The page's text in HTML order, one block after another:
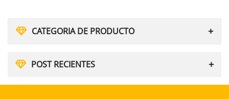
CATEGORIA DE PRODUCTO
POST RECIENTES